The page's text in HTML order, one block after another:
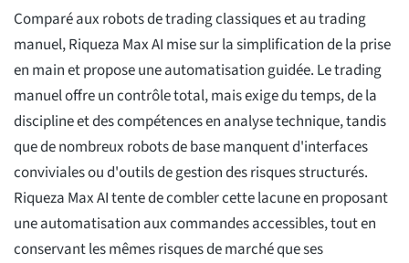
Comparé aux robots de trading classiques et au trading
manuel, Riqueza Max AI mise sur la simplification de la prise
en main et propose une automatisation guidée. Le trading
manuel offre un contrôle total, mais exige du temps, de la
discipline et des compétences en analyse technique, tandis
que de nombreux robots de base manquent d'interfaces
conviviales ou d'outils de gestion des risques structurés.
Riqueza Max AI tente de combler cette lacune en proposant
une automatisation aux commandes accessibles, tout en
conservant les mêmes risques de marché que ses